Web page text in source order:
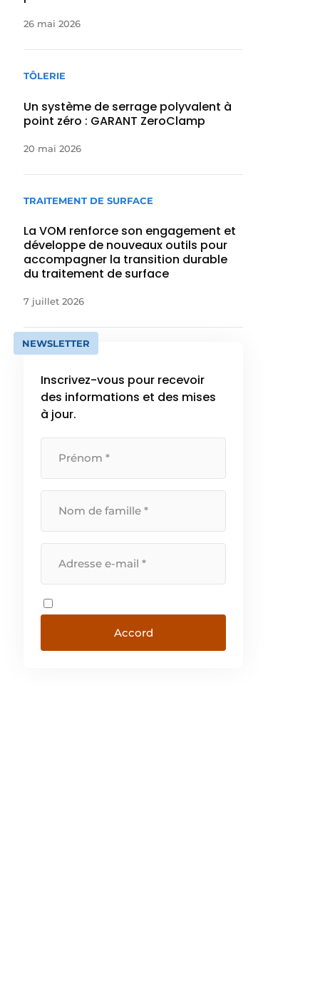
26 mai 2026
TÔLERIE
Un système de serrage polyvalent à
point zéro : GARANT ZeroClamp
20 mai 2026
TRAITEMENT DE SURFACE
La VOM renforce son engagement et
développe de nouveaux outils pour
accompagner la transition durable
du traitement de surface
7 juillet 2026
NEWSLETTER
Inscrivez-vous pour recevoir
des informations et des mises
à jour.
Accord